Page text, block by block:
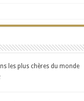
les plus chères du monde